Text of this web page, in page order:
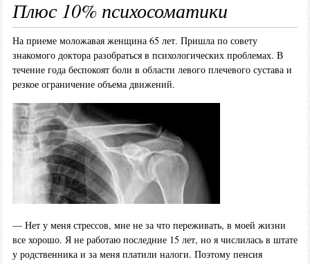
Плюс 10% психосоматики
На приеме моложавая женщина 65 лет. Пришла по совету
знакомого доктора разобраться в психологических проблемах. В
течение года беспокоят боли в области левого плечевого сустава и
резкое ограничение объема движений.
— Нет у меня стрессов, мне не за что переживать, в моей жизни
все хорошо. Я не работаю последние 15 лет, но я числилась в штате
у родственника и за меня платили налоги. Поэтому пенсия